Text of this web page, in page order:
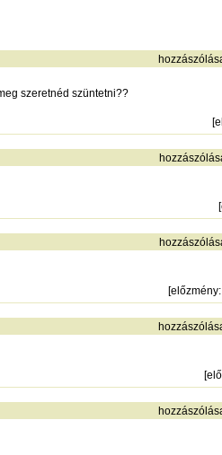
szeretnéd szüntetni??
[
[
[előzmény
[